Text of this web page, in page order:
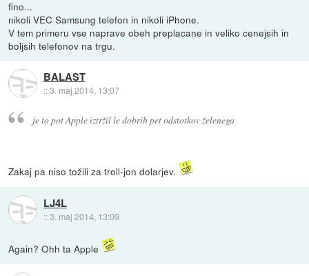
fino...
nikoli VEC Samsung telefon in nikoli iPhone.
V tem primeru vse naprave obeh preplacane in veliko cenejsih in
boljsih telefonov na trgu.
BALAST
::3. maj 2014, 13:07
je to pot Apple iztržil le dobrih pet odstotkov želenega
Zakaj pa niso tožili za troll-jon dolarjev.
LJ4L
::3. maj 2014, 13:09
Again? Ohh ta Apple